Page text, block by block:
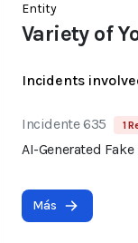
Entity
Variety of
Incidents
Incidente 635 1
AI-Generated
Más